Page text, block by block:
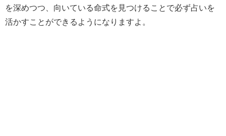
を深めつつ、向いている命式を見つけることで必ず占いを
活かすことができるようになりますよ。